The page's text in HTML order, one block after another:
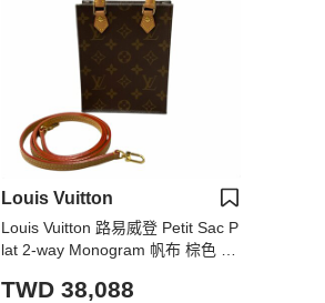
Louis Vuitton
Louis Vuitton 路易威登 Petit Sac P
lat 2-way Monogram 帆布 棕色 手
TWD 38,088